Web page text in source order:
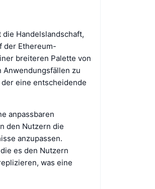
Handelslandschaft,
der Ethereum-
breiteren Palette von
zu
eine entscheidende
anpassbaren
den Nutzern die
anzupassen.
es den Nutzern
was eine